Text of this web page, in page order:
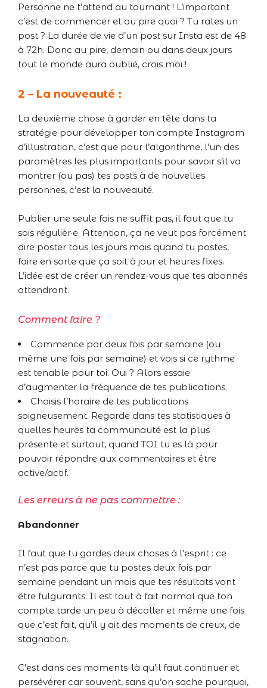
Personne ne t’attend au tournant ! L’important
c’est de commencer et au pire quoi ? Tu rates un
post ? La durée de vie d’un post sur Insta est de 48
à 72h. Donc au pire, demain ou dans deux jours
tout le monde aura oublié, crois moi !
2 – La nouveauté :
La deuxième chose à garder en tête dans ta
stratégie pour développer ton compte Instagram
d’illustration, c’est que pour l’algorithme, l’un des
paramètres les plus importants pour savoir s’il va
montrer (ou pas) tes posts à de nouvelles
personnes, c’est la nouveauté.
Publier une seule fois ne suffit pas, il faut que tu
sois régulièr·e. Attention, ça ne veut pas forcément
dire poster tous les jours mais quand tu postes,
faire en sorte que ça soit à jour et heures fixes.
L’idée est de créer un rendez-vous que tes abonnés
attendront.
Comment faire ?
Commence par deux fois par semaine (ou
même une fois par semaine) et vois si ce rythme
est tenable pour toi. Oui ? Alors essaie
d’augmenter la fréquence de tes publications.
Choisis l’horaire de tes publications
soigneusement. Regarde dans tes statistiques à
quelles heures ta communauté est la plus
présente et surtout, quand TOI tu es là pour
pouvoir répondre aux commentaires et être
active/actif.
Les erreurs à ne pas commettre :
Abandonner
Il faut que tu gardes deux choses à l’esprit : ce
n’est pas parce que tu postes deux fois par
semaine pendant un mois que tes résultats vont
être fulgurants. Il est tout à fait normal que ton
compte tarde un peu à décoller et même une fois
que c’est fait, qu’il y ait des moments de creux, de
stagnation.
C’est dans ces moments-là qu’il faut continuer et
persévérer car souvent, sans qu’on sache pourquoi,